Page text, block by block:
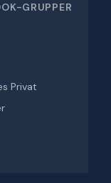
GRUPPER
Privat